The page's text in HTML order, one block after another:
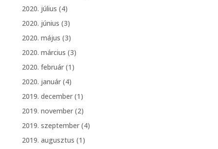
2020. július (4)
2020. június (3)
2020. május (3)
2020. március (3)
2020. február(1)
2020. január(4)
2019. december(1)
2019. november(2)
2019. szeptember(4)
2019. augusztus (1)